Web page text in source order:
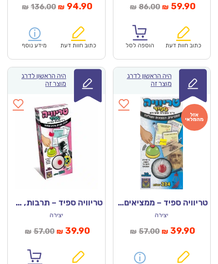
₪ 86.00המחיר
₪86.00.
₪ 59.90
כתוב חוות דעת הוספה לסל
₪ 136.00המחיר
היה:
₪136.00.
₪ 94.90המחיר
₪94.90.
כתוב חוות דעת מידע נוסף
היה הראשון לדרג
מוצר זה
טריוויה ספיד – ממציאים, המצאות ותגליות
יצירה
₪ 57.00המחיר
₪ 39.90
היה הראשון לדרג
מוצר זה
טריוויה ספיד – תרבות, ספרות, סרטים ומחזות
יצירה
₪ 57.00המחיר
₪ 39.90המחיר